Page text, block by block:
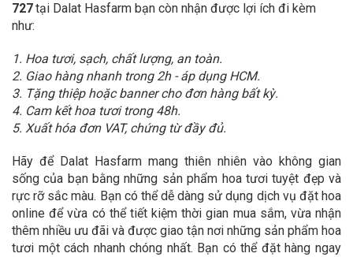
727tại Dalat Hasfarm bạn còn nhận được lợi ích đi kèm
như:
1. Hoa tươi, sạch, chất lượng, an toàn.
2. Giao hàng nhanh trong 2h - áp dụng HCM.
3. Tặng thiệp hoặc banner cho đơn hàng bất kỳ.
4. Cam kết hoa tươi trong 48h.
5. Xuất hóa đơn VAT, chứng từ đầy đủ.
Hãy để Dalat Hasfarm mang thiên nhiên vào không gian
sống của bạn bằng những sản phẩm hoa tươi tuyệt đẹp và
rực rỡ sắc màu. Bạn có thể dễ dàng sử dụng dịch vụ đặt hoa
online để vừa có thể tiết kiệm thời gian mua sắm, vừa nhận
thêm nhiều ưu đãi và được giao tận nơi những sản phẩm hoa
tươi một cách nhanh chóng nhất. Bạn có thể đặt hàng ngay